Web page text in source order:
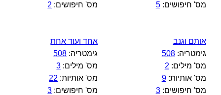
מס' חיפושים:5
מס' חיפושים: 2
אותם וגנב
גימטריה:508
מס' מילים: 2
מס' אותיות:9
מס' חיפושים:3
אחד ועוד אחת
גימטריה: 508
מס' מילים: 3
מס' אותיות: 22
מס' חיפושים: 3